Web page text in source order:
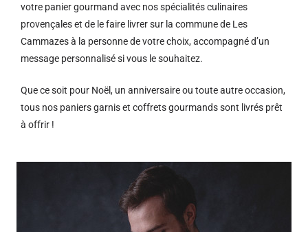
votre panier gourmand avec nos spécialités culinaires
provençales et de le faire livrer sur la commune de Les
Cammazes à la personne de votre choix, accompagné d’un
message personnalisé si vous le souhaitez.
Que ce soit pour Noël, un anniversaire ou toute autre occasion,
tous nos paniers garnis et coffrets gourmands sont livrés prêt
à offrir !